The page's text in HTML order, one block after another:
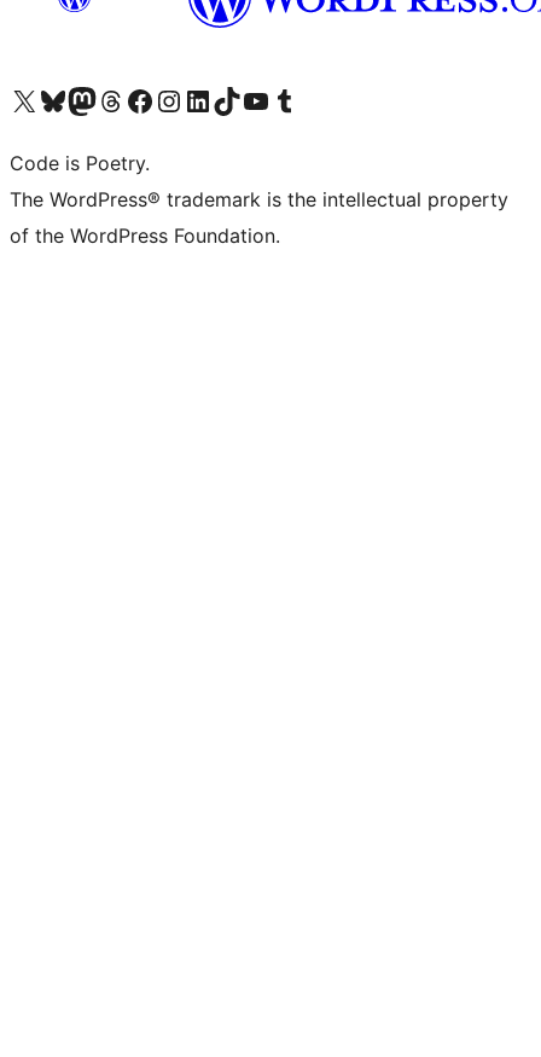
Navštivte náš účet na X (dříve Twitter)
Navštivte náš Bluesky účetNavštivte náš účet Mastodon
Navštivte náš Threads účetNavštivte naši stránku na Facebooku
Navštivte náš Instagram účetNavštivte náš LinkedIn účetNavštivte náš TikTok účetNavštivte náš YouTube kanálNavštivte náš Tumblr účet
Code is Poetry.
The WordPress® trademark is the intellectual property
of the WordPress Foundation.